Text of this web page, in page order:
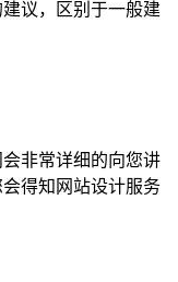
议，区别于一般建
非常详细的向您讲
得知网站设计服务